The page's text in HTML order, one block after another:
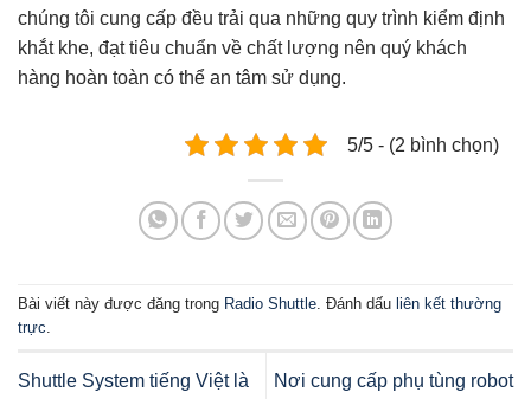
chúng tôi cung cấp đều trải qua những quy trình kiểm định
khắt khe, đạt tiêu chuẩn về chất lượng nên quý khách
hàng hoàn toàn có thể an tâm sử dụng.
5/5 - (2 bình chọn)
Bài viết này được đăng trong Radio Shuttle. Đánh dấu liên kết thường
trực.
Shuttle System tiếng Việt là
Nơi cung cấp phụ tùng robot